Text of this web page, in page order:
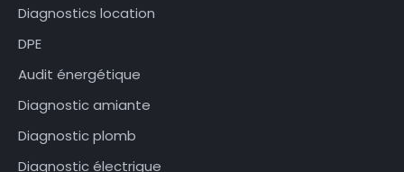
Diagnostics location
DPE
Audit énergétique
Diagnostic amiante
Diagnostic plomb
Diagnostic électrique